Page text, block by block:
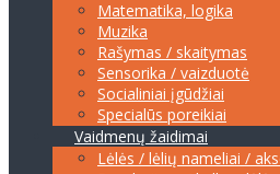
Matematika, logika
Muzika
Rašymas / skaitymas
Sensorika / vaizduotė
Socialiniai įgūdžiai
Specialūs poreikiai
Vaidmenų žaidimai
Lėlės / lėlių nameliai /